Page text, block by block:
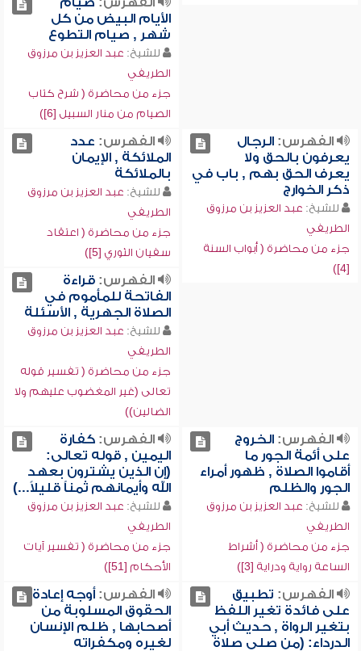
الأيام البيض من كل
شهر , صيام التطوع
للشيخ: عبد العزيز بن مرزوق
الطريفي
جزء من محاضرة ( شرح كتاب
الصيام من منار السبيل [6])
الفهرس:الرجال
يعرفون بالحق ولا
يعرف الحق بهم , باب في
ذكر الخوارج
للشيخ: عبد العزيز بن مرزوق
الطريفي
جزء من محاضرة ( أبواب السنة
[4])
الفهرس: عدد
الملائكة , الإيمان
بالملائكة
للشيخ: عبد العزيز بن مرزوق
الطريفي
جزء من محاضرة ( اعتقاد
سفيان الثوري [5])
الفهرس:قراءة
الفاتحة للمأموم في
الصلاة الجهرية , الأسئلة
للشيخ: عبد العزيز بن مرزوق
الطريفي
جزء من محاضرة ( تفسير قوله
تعالى (غير المغضوب عليهم ولا
الضالين))
الفهرس:الخروج
على أئمة الجور ما
أقاموا الصلاة , ظهور أمراء
الجور والظلم
للشيخ: عبد العزيز بن مرزوق
الطريفي
جزء من محاضرة ( أشراط
الساعة رواية ودراية [3])
الفهرس:كفارة
اليمين , قوله تعالى:
(إن الذين يشترون بعهد
الله وأيمانهم ثمناً قليلاً...)
للشيخ: عبد العزيز بن مرزوق
الطريفي
جزء من محاضرة ( تفسير آيات
الأحكام [51])
الفهرس: تطبيق
على فائدة تغير اللفظ
بتغير الرواة , حديث أبي
الدرداء: (من صلى صلاة
الفهرس:أوجه إعادة
الحقوق المسلوبة من
أصحابها , ظلم الإنسان
لغيره ومكفراته